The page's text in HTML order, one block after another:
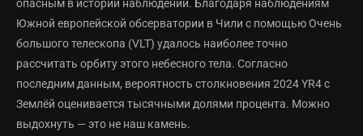
опасным в истории наблюдений. Благодаря наблюдениям
Южной европейской обсерватории в Чили с помощью Очень
большого телескопа (VLT) удалось наиболее точно
рассчитать орбиту этого небесного тела. Согласно
последним данным, вероятность столкновения 2024 YR4 с
Землёй оценивается тысячными долями процента. Можно
выдохнуть — это не наш камень.